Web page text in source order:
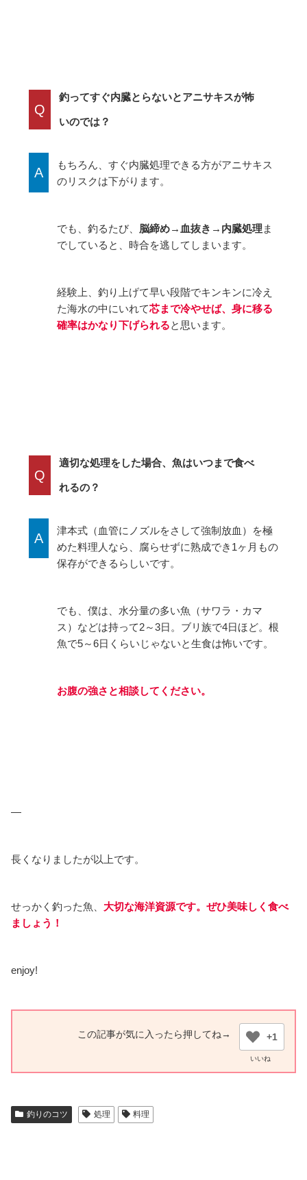
Q
釣ってすぐ内臓とらないとアニサキスが怖
いのでは？
A
もちろん、すぐ内臓処理できる方がアニサキス
のリスクは下がります。
でも、釣るたび、 脳締め→血抜き→内臓処理ま
でしていると、時合を逃してしまいます。
経験上、釣り上げて早い段階でキンキンに冷え
た海水の中にいれて芯まで冷やせば、身に移る
確率はかなり下げられると思います。
Q
適切な処理をした場合、魚はいつまで食べ
れるの？
A
津本式（血管にノズルをさして強制放血）を極
めた料理人なら、腐らせずに熟成でき1ヶ月もの
保存ができるらしいです。
でも、僕は、水分量の多い魚（サワラ・カマ
ス）などは持って2～3日。ブリ族で4日ほど。根
魚で5～6日くらいじゃないと生食は怖いです。
お腹の強さと相談してください。
—
長くなりましたが以上です。
せっかく釣った魚、 大切な海洋資源です。ぜひ美味しく食べ
ましょう！
enjoy!
+1
釣りのコツ 処理 料理